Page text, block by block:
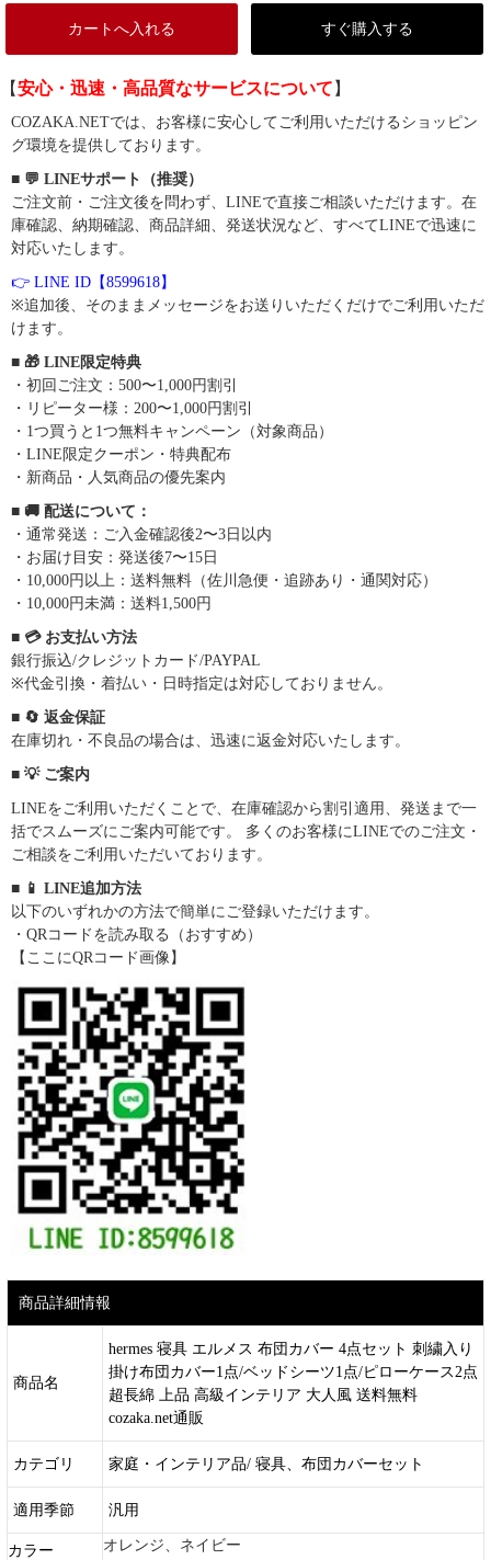
カートへ入れる すぐ購入する
【安心・迅速・高品質なサービスについて 】
COZAKA.NETでは、お客様に安心してご利用いただけるショッピン
グ環境を提供しております。
■ 💬 LINEサポート（推奨）
ご注文前・ご注文後を問わず、LINEで直接ご相談いただけます。在
庫確認、納期確認、商品詳細、発送状況など、すべてLINEで迅速に
対応いたします。
👉 LINE ID【8599618】
※追加後、そのままメッセージをお送りいただくだけでご利用いただ
けます。
■ 🎁 LINE限定特典
・初回ご注文：500〜1,000円割引
・リピーター様：200〜1,000円割引
・1つ買うと1つ無料キャンペーン（対象商品）
・LINE限定クーポン・特典配布
・新商品・人気商品の優先案内
■ 🚚 配送について：
・通常発送：ご入金確認後2〜3日以内
・お届け目安：発送後7〜15日
・10,000円以上：送料無料（佐川急便・追跡あり・通関対応）
・10,000円未満：送料1,500円
■ 💳 お支払い方法
銀行振込/クレジットカード/PAYPAL
※代金引換・着払い・日時指定は対応しておりません。
■ 🔄 返金保証
在庫切れ・不良品の場合は、迅速に返金対応いたします。
■ 💡 ご案内
LINEをご利用いただくことで、在庫確認から割引適用、発送まで一
括でスムーズにご案内可能です。 多くのお客様にLINEでのご注文・
ご相談をご利用いただいております。
■ 📱 LINE追加方法
以下のいずれかの方法で簡単にご登録いただけます。
・QRコードを読み取る（おすすめ）
【ここにQRコード画像】
商品詳細情報
商品名
hermes 寝具 エルメス 布団カバー 4点セット 刺繍入り
掛け布団カバー1点/ベッドシーツ1点/ピローケース2点
超長綿 上品 高級インテリア 大人風 送料無料
cozaka.net通販
カテゴリ 家庭・インテリア品/ 寝具、布団カバーセット
適用季節 汎用
カラー オレンジ、ネイビー